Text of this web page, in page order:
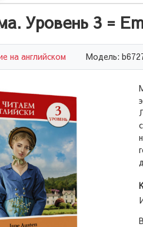
Уровень 3 =
на английском Модель: